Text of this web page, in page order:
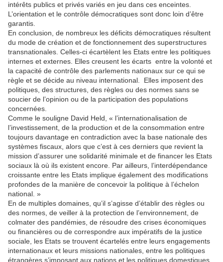
intérêts publics et privés variés en jeu dans ces enceintes.
L’orientation et le contrôle démocratiques sont donc loin d’être
garantis.
En conclusion, de nombreux les déficits démocratiques résultent
du mode de création et de fonctionnement des superstructures
transnationales. Celles-ci écartèlent les Etats entre les politiques
internes et externes. Elles creusent les écarts entre la volonté et
la capacité de contrôle des parlements nationaux sur ce qui se
règle et se décide au niveau international. Elles imposent des
politiques, des structures, des règles ou des normes sans se
soucier de l’opinion ou de la participation des populations
concernées.
Comme le souligne David Held, « l’internationalisation de
l’investissement, de la production et de la consommation entre
toujours davantage en contradiction avec la base nationale des
systèmes fiscaux, alors que c’est à ces derniers que revient la
mission d’assurer une solidarité minimale et de financer les Etats
sociaux là où ils existent encore. Par ailleurs, l’interdépendance
croissante entre les Etats implique également des modifications
profondes de la manière de concevoir la politique à l’échelon
national. »
En de multiples domaines, qu’il s’agisse d’établir des règles ou
des normes, de veiller à la protection de l’environnement, de
colmater des pandémies, de résoudre des crises économiques
ou financières ou de correspondre aux impératifs de la justice
sociale, les Etats se trouvent écartelés entre leurs engagements
internationaux et leurs missions nationales, entre les politiques
étrangères s’imposant aux nations et les politiques domestiques